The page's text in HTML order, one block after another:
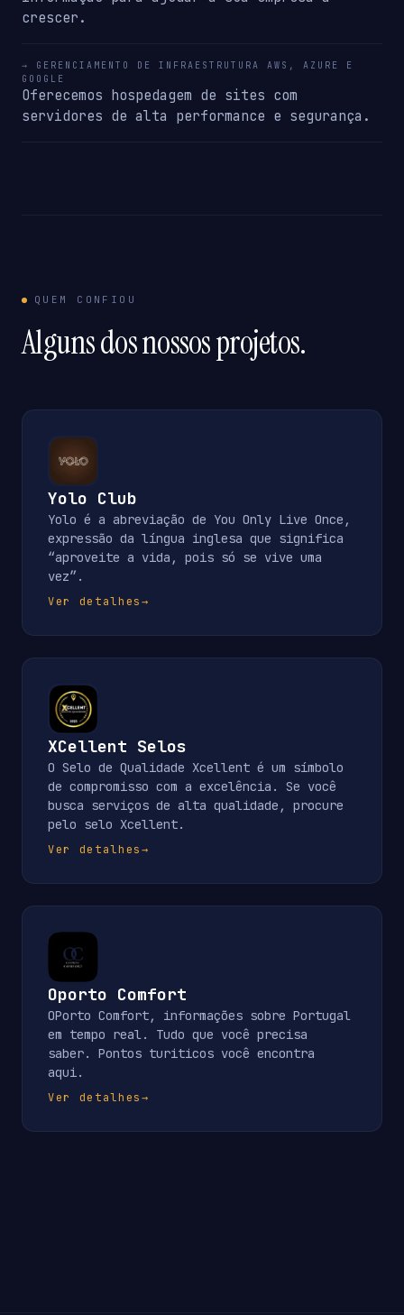
crescer.
→ GERENCIAMENTO DE INFRAESTRUTURA AWS, AZURE E
GOOGLE
Oferecemos hospedagem de sites com
servidores de alta performance e segurança.
QUEM CONFIOU
Alguns dos nossos projetos.
Yolo Club
Yolo é a abreviação de You Only Live Once,
expressão da língua inglesa que significa
“aproveite a vida, pois só se vive uma
vez”.
Ver detalhes→
XCellent Selos
O Selo de Qualidade Xcellent é um símbolo
de compromisso com a excelência. Se você
busca serviços de alta qualidade, procure
pelo selo Xcellent.
Ver detalhes→
Oporto Comfort
OPorto Comfort, informações sobre Portugal
em tempo real. Tudo que você precisa
saber. Pontos turiticos você encontra
aqui.
Ver detalhes→